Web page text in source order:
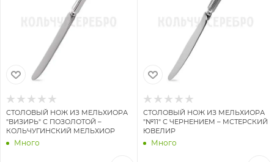
СТОЛОВЫЙ НОЖ ИЗ МЕЛЬХИОРА
"ВИЗИРЬ" С ПОЗОЛОТОЙ –
КОЛЬЧУГИНСКИЙ МЕЛЬХИОР
Много
СТОЛОВЫЙ НОЖ ИЗ МЕЛЬХИОРА
"№11" С ЧЕРНЕНИЕМ – МСТЕРСКИЙ
ЮВЕЛИР
Много